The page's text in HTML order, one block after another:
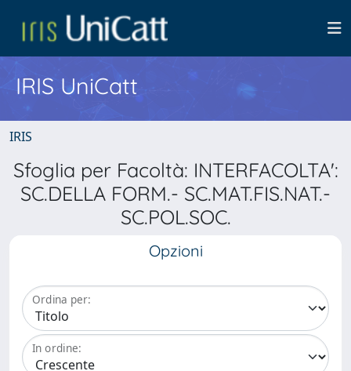
IRIS UniCatt
IRIS
Sfoglia per Facoltà: INTERFACOLTA':
SC.DELLA FORM.- SC.MAT.FIS.NAT.-
SC.POL.SOC.
Opzioni
Ordina per:
In ordine: